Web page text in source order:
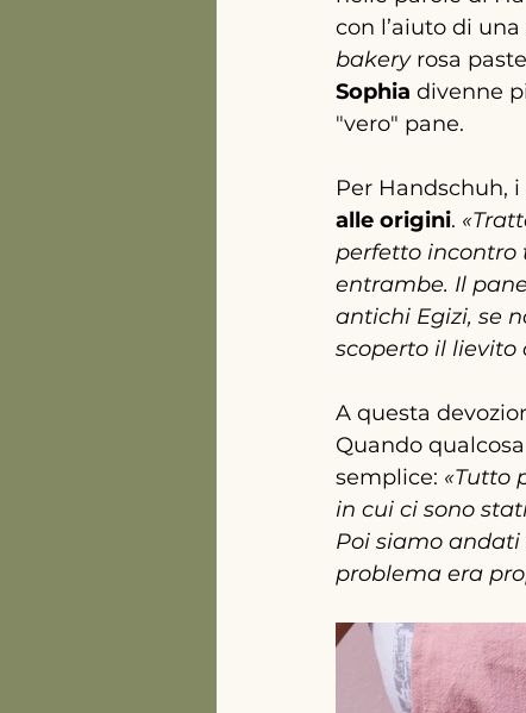
con l’aiuto di
bakery rosa
Sophia divenne
"vero" pane.
Per Handschuh,
alle origini. «
perfetto incontro
entrambe. Il
antichi Egizi, se
scoperto il lievito
A questa
Quando
semplice: «Tutto
in cui ci sono
Poi siamo
problema era